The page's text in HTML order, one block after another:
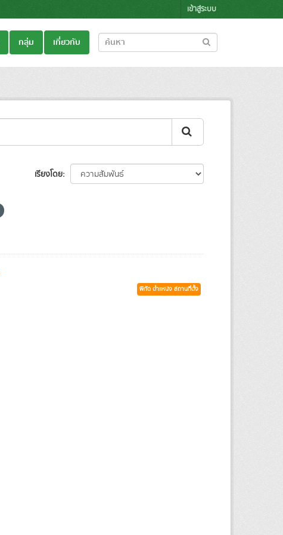
เข้าสู่ระบบ
กลุ่ม เกี่ยวกับ
เรียงโดย
พิกัด ตำแหน่ง สถานที่ตั้ง